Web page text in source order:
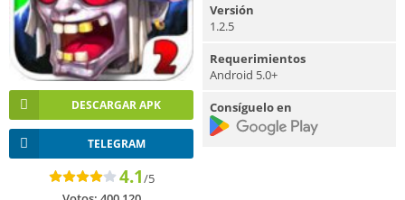
DESCARGAR APK
TELEGRAM
4.1/5
Versión
1.2.5
Requerimientos
Android 5.0+
Consíguelo en